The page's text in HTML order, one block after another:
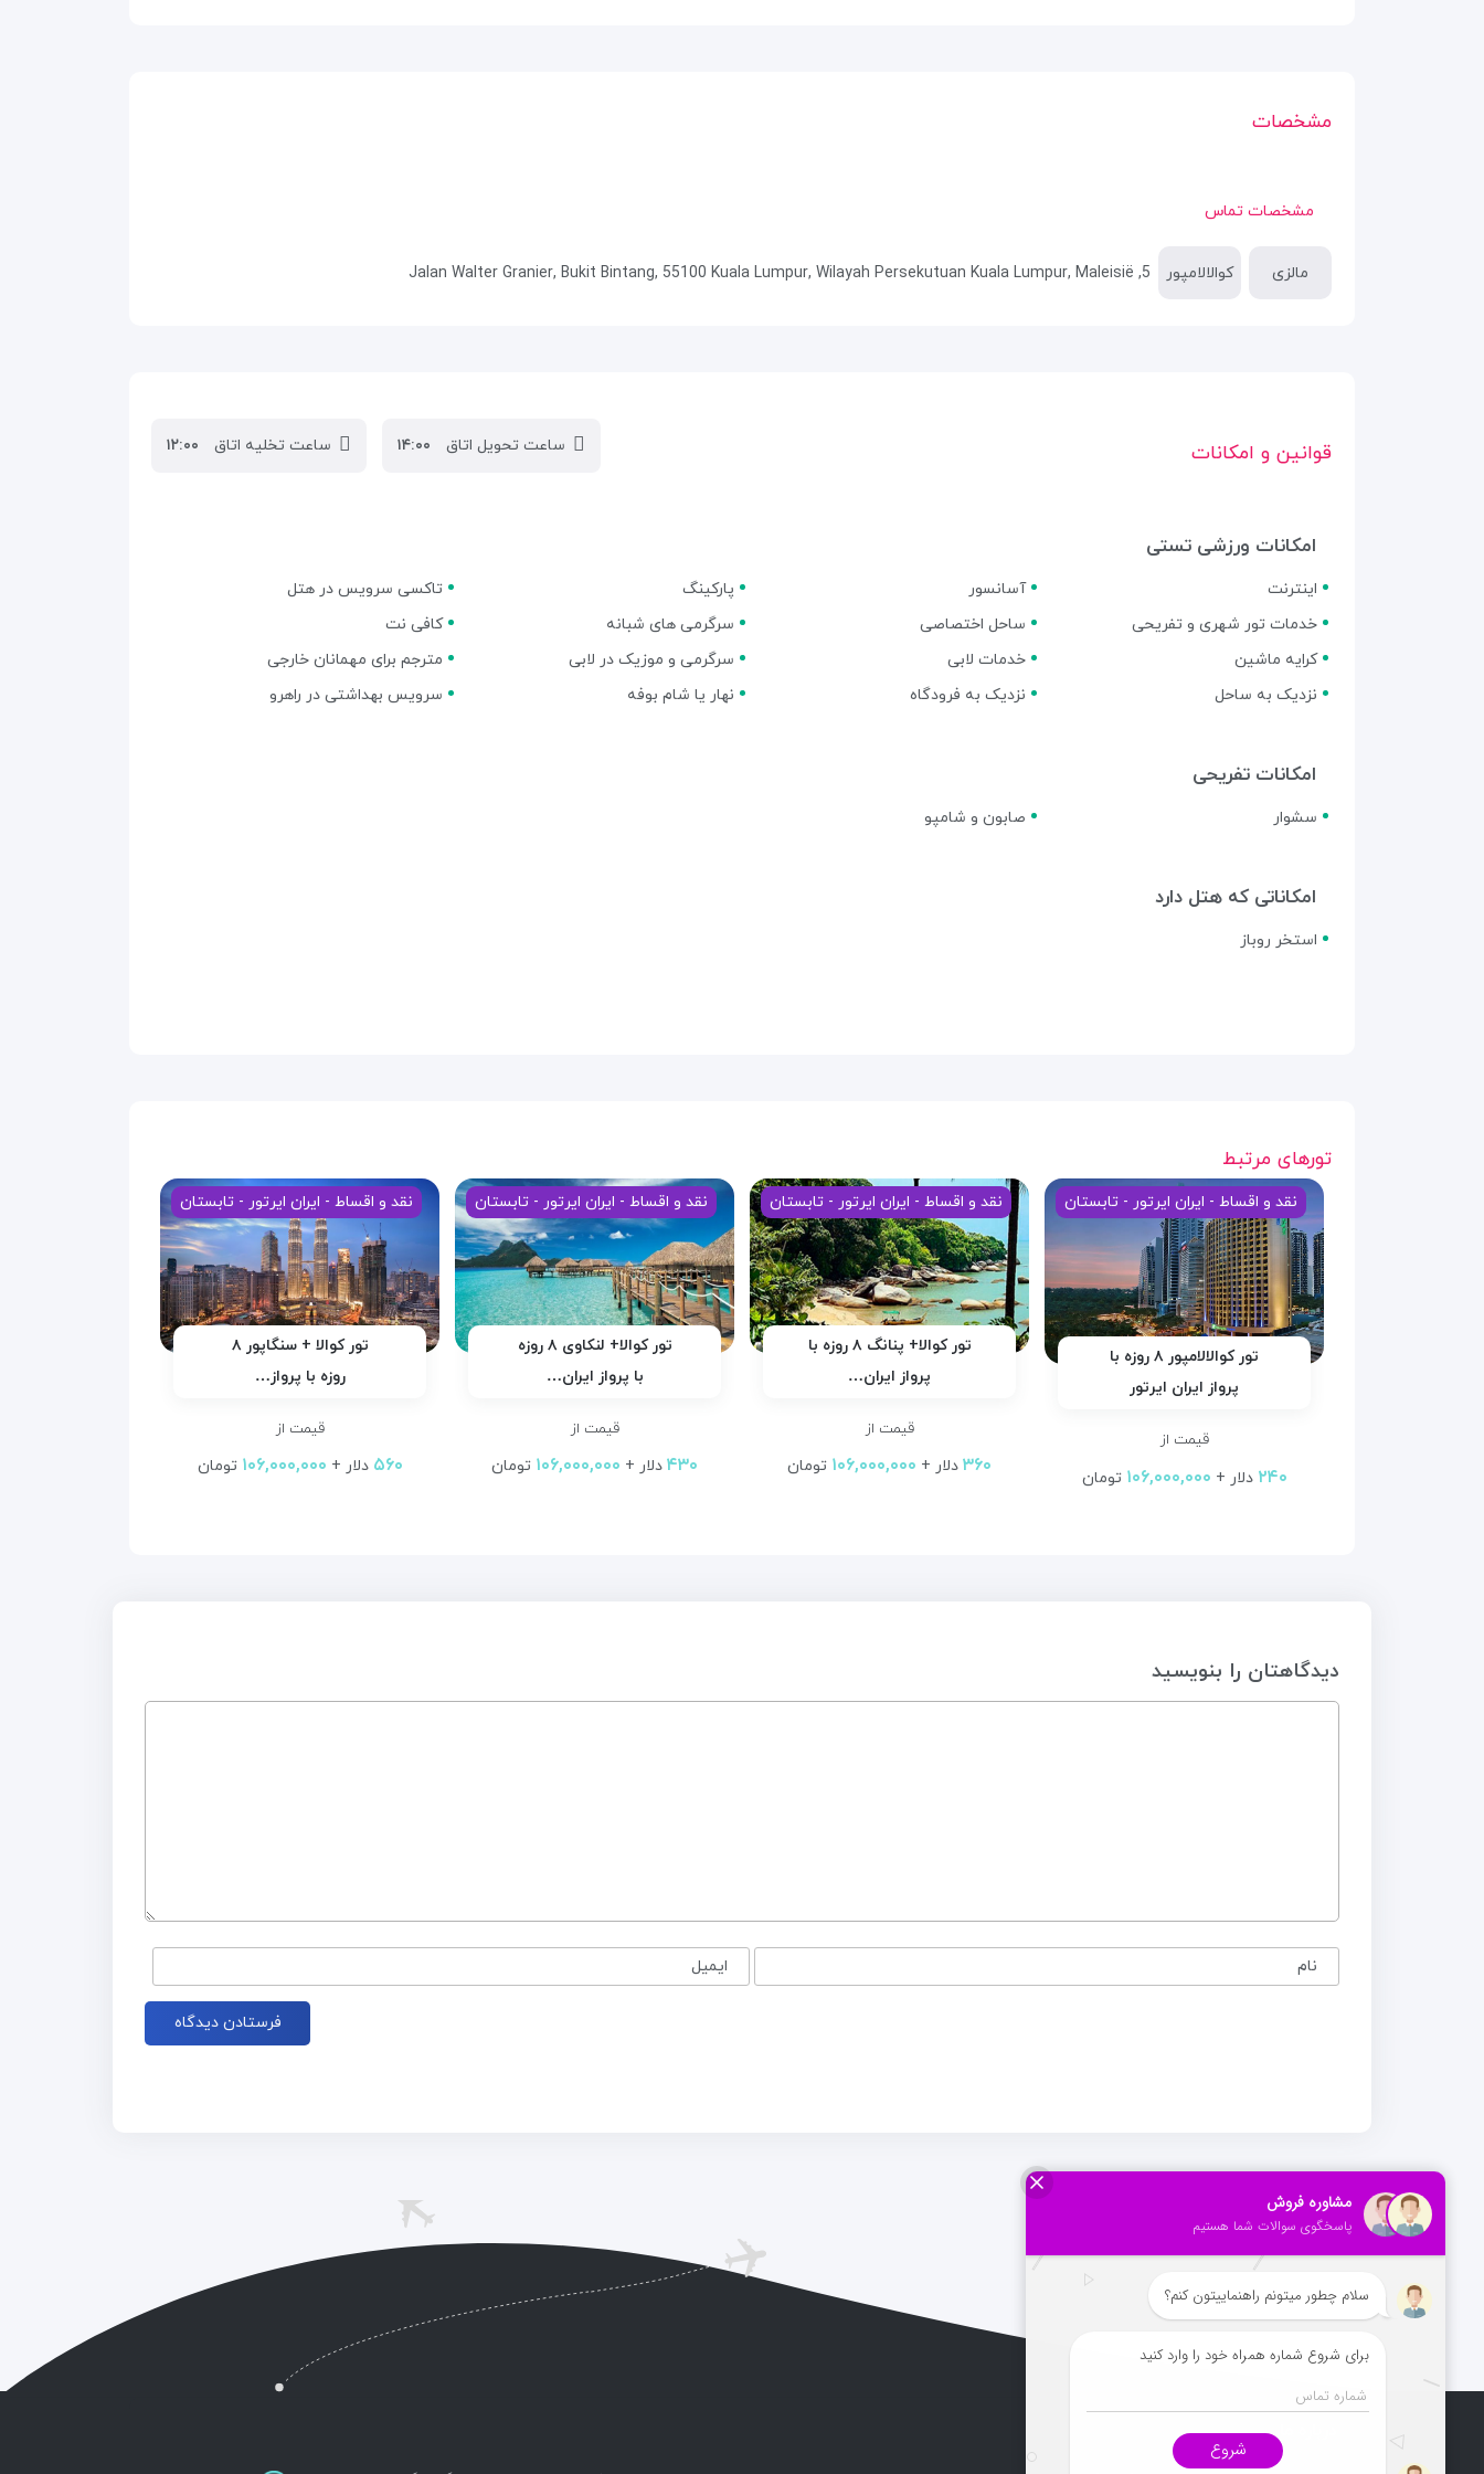
مشخصات
مشخصات تماس
مالزی کوالالامپور 5, Jalan Walter Granier, Bukit Bintang, 55100 Kuala Lumpur, Wilayah Persekutuan Kuala Lumpur, Maleisië
قوانین و امکانات ساعت تحویل اتاق ۱۴:۰۰ ساعت تخلیه اتاق ۱۲:۰۰
امکانات ورزشی تستی
اینترنت آسانسور پارکینگ
تاکسی سرویس در هتل
خدمات تور شهری و تفریحی
ساحل اختصاصی سرگرمی های شبانه
کافی نت
کرایه ماشین
خدمات لابی سرگرمی و موزیک در لابی
مترجم برای مهمانان خارجی
نزدیک به ساحل
نزدیک به فرودگاه نهار یا شام بوفه سرویس بهداشتی در راهرو
امکانات تفریحی
سشوار صابون و شامپو
امکاناتی که هتل دارد
استخر روباز
تورهای مرتبط
نقد و اقساط - ایران ایرتور - تابستان
تور کوالالامپور ۸ روزه با
پرواز ایران ایرتور
قیمت از
۲۴۰ دلار + ۱۰۶,۰۰۰,۰۰۰ تومان
نقد و اقساط - ایران ایرتور - تابستان
تور کوالا+ پنانگ ۸ روزه با
پرواز ایران…
قیمت از
۳۶۰ دلار + ۱۰۶,۰۰۰,۰۰۰ تومان
نقد و اقساط - ایران ایرتور - تابستان
تور کوالا+ لنکاوی ۸ روزه
با پرواز ایران…
قیمت از
۴۳۰ دلار + ۱۰۶,۰۰۰,۰۰۰ تومان
نقد و اقساط - ایران ایرتور - تابستان
تور کوالا + سنگاپور ۸
روزه با پرواز…
قیمت از
۵۶۰ دلار + ۱۰۶,۰۰۰,۰۰۰ تومان
دیدگاهتان را بنویسید
نام ایمیل